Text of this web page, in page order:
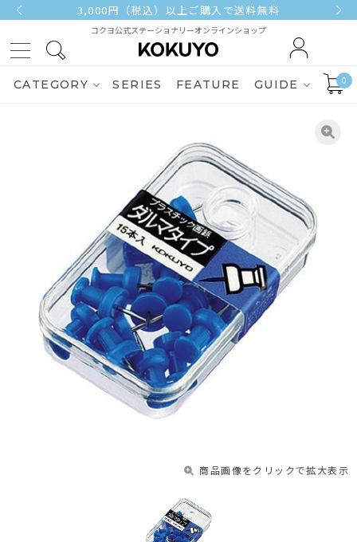
3,000円（税込）以上ご購入で送料無料
コクヨ公式ステーショナリーオンラインショップ
CATEGORY SERIES FEATURE GUIDE 0
商品画像をクリックで拡大表示